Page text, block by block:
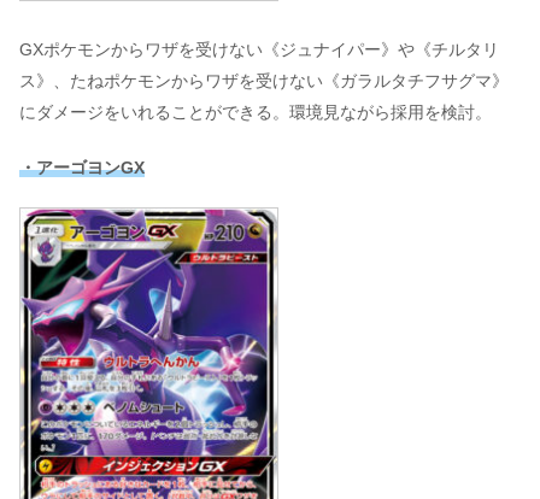
GXポケモンからワザを受けない《ジュナイパー》や《チルタリ
ス》、たねポケモンからワザを受けない《ガラルタチフサグマ》
にダメージをいれることができる。環境見ながら採用を検討。
・アーゴヨンGX